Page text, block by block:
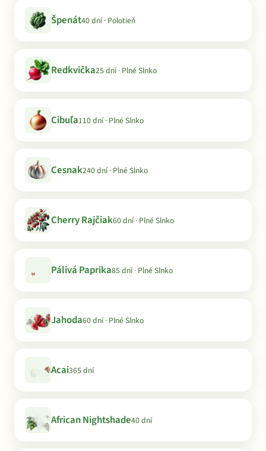
Špenát40 dní · Polotieň
Redkvička25 dní · Plné Slnko
Cibuľa110 dní · Plné Slnko
Cesnak240 dní · Plné Slnko
Cherry Rajčiak60 dní · Plné Slnko
Pálivá Paprika85 dní · Plné Slnko
Jahoda60 dní · Plné Slnko
Acai365 dní
African Nightshade40 dní